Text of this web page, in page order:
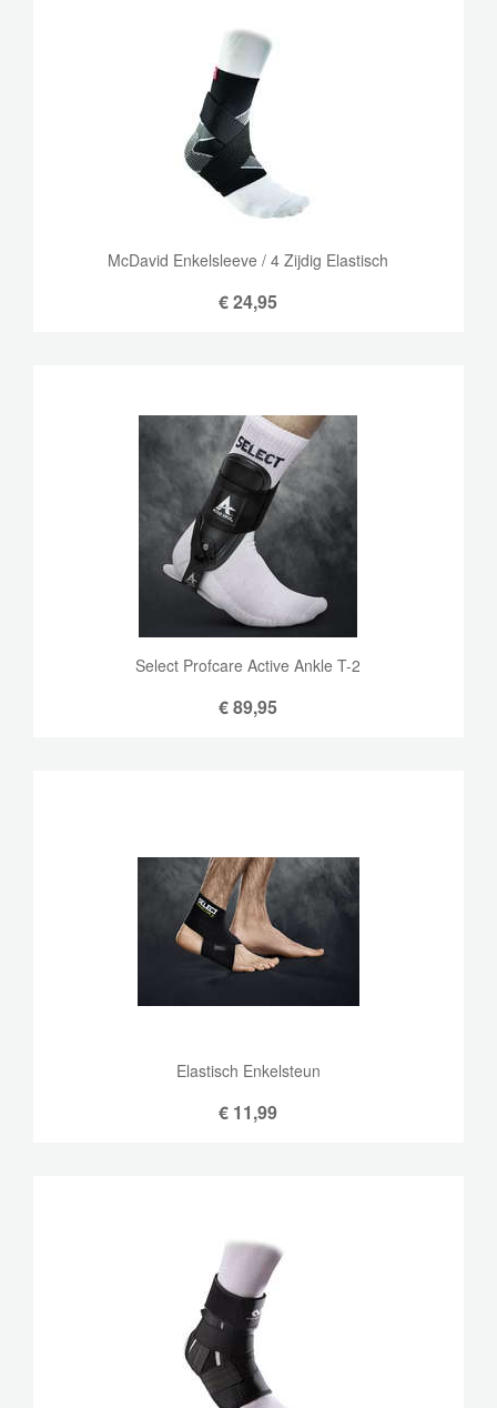
McDavid Enkelsleeve / 4 Zijdig Elastisch
€24,95
Select Profcare Active Ankle T-2
€89,95
Elastisch Enkelsteun
€ 11,99